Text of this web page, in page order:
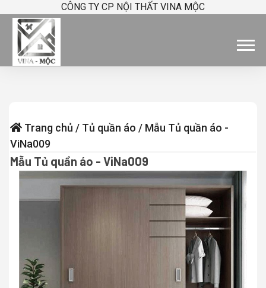
CÔNG TY CP NỘI THẤT VINA MỘC
Trang chủ / Tủ quần áo / Mẫu Tủ quần áo -
ViNa009
Mẫu Tủ quần áo - ViNa009